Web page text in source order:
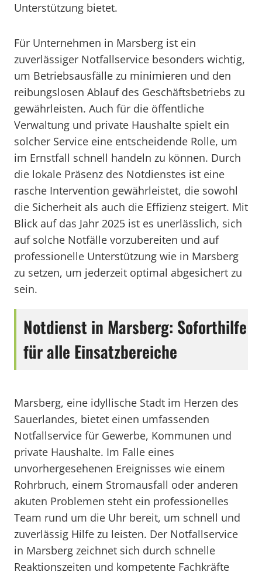
Unterstützung bietet.
Für Unternehmen in Marsberg ist ein
zuverlässiger Notfallservice besonders wichtig,
um Betriebsausfälle zu minimieren und den
reibungslosen Ablauf des Geschäftsbetriebs zu
gewährleisten. Auch für die öffentliche
Verwaltung und private Haushalte spielt ein
solcher Service eine entscheidende Rolle, um
im Ernstfall schnell handeln zu können. Durch
die lokale Präsenz des Notdienstes ist eine
rasche Intervention gewährleistet, die sowohl
die Sicherheit als auch die Effizienz steigert. Mit
Blick auf das Jahr 2025 ist es unerlässlich, sich
auf solche Notfälle vorzubereiten und auf
professionelle Unterstützung wie in Marsberg
zu setzen, um jederzeit optimal abgesichert zu
sein.
Notdienst in Marsberg: Soforthilfe
für alle Einsatzbereiche
Marsberg, eine idyllische Stadt im Herzen des
Sauerlandes, bietet einen umfassenden
Notfallservice für Gewerbe, Kommunen und
private Haushalte. Im Falle eines
unvorhergesehenen Ereignisses wie einem
Rohrbruch, einem Stromausfall oder anderen
akuten Problemen steht ein professionelles
Team rund um die Uhr bereit, um schnell und
zuverlässig Hilfe zu leisten. Der Notfallservice
in Marsberg zeichnet sich durch schnelle
Reaktionszeiten und kompetente Fachkräfte